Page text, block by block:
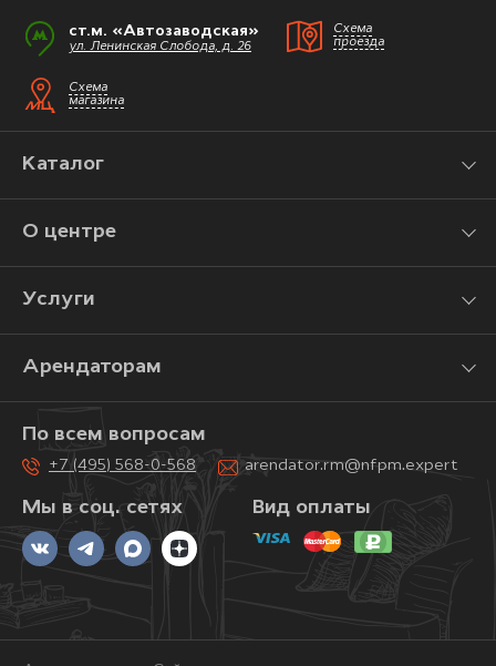
ст.м. «Автозаводская»
ул. Ленинская Слобода, д. 26
Схема
проезда
Схема
магазина
Каталог
О центре
Услуги
Арендаторам
Мы в соц. сетях
По всем вопросам
+7 (495) 568-0-568 arendator.rm@nfpm.expert
Вид оплаты